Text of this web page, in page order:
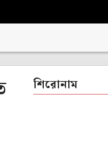
শিরোনাম